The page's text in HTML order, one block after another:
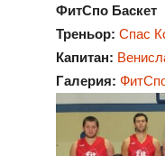
ФитСпо Баскет
Треньор: Спас
Капитан:
Галерия: